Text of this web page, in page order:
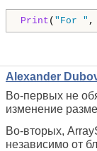
Print ( "For " ,
Alexander
Во-первых не
изменение
Во-вторых,
независимо от